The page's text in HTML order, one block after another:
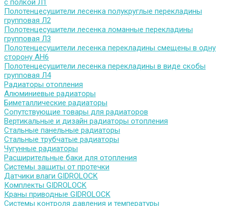
с полкой Л1
Полотенцесушители лесенка полукруглые перекладины
групповая Л2
Полотенцесушители лесенка ломанные перекладины
групповая Л3
Полотенцесушители лесенка перекладины смещены в одну
сторону АН6
Полотенцесушители лесенка перекладины в виде скобы
групповая Л4
Радиаторы отопления
Алюминиевые радиаторы
Биметаллические радиаторы
Сопутствующие товары для радиаторов
Вертикальные и дизайн радиаторы отопления
Стальные панельные радиаторы
Стальные трубчатые радиаторы
Чугунные радиаторы
Расширительные баки для отопления
Системы защиты от протечки
Датчики влаги GIDROLOCK
Комплекты GIDROLOCK
Краны приводные GIDROLOCK
Системы контроля давления и температуры